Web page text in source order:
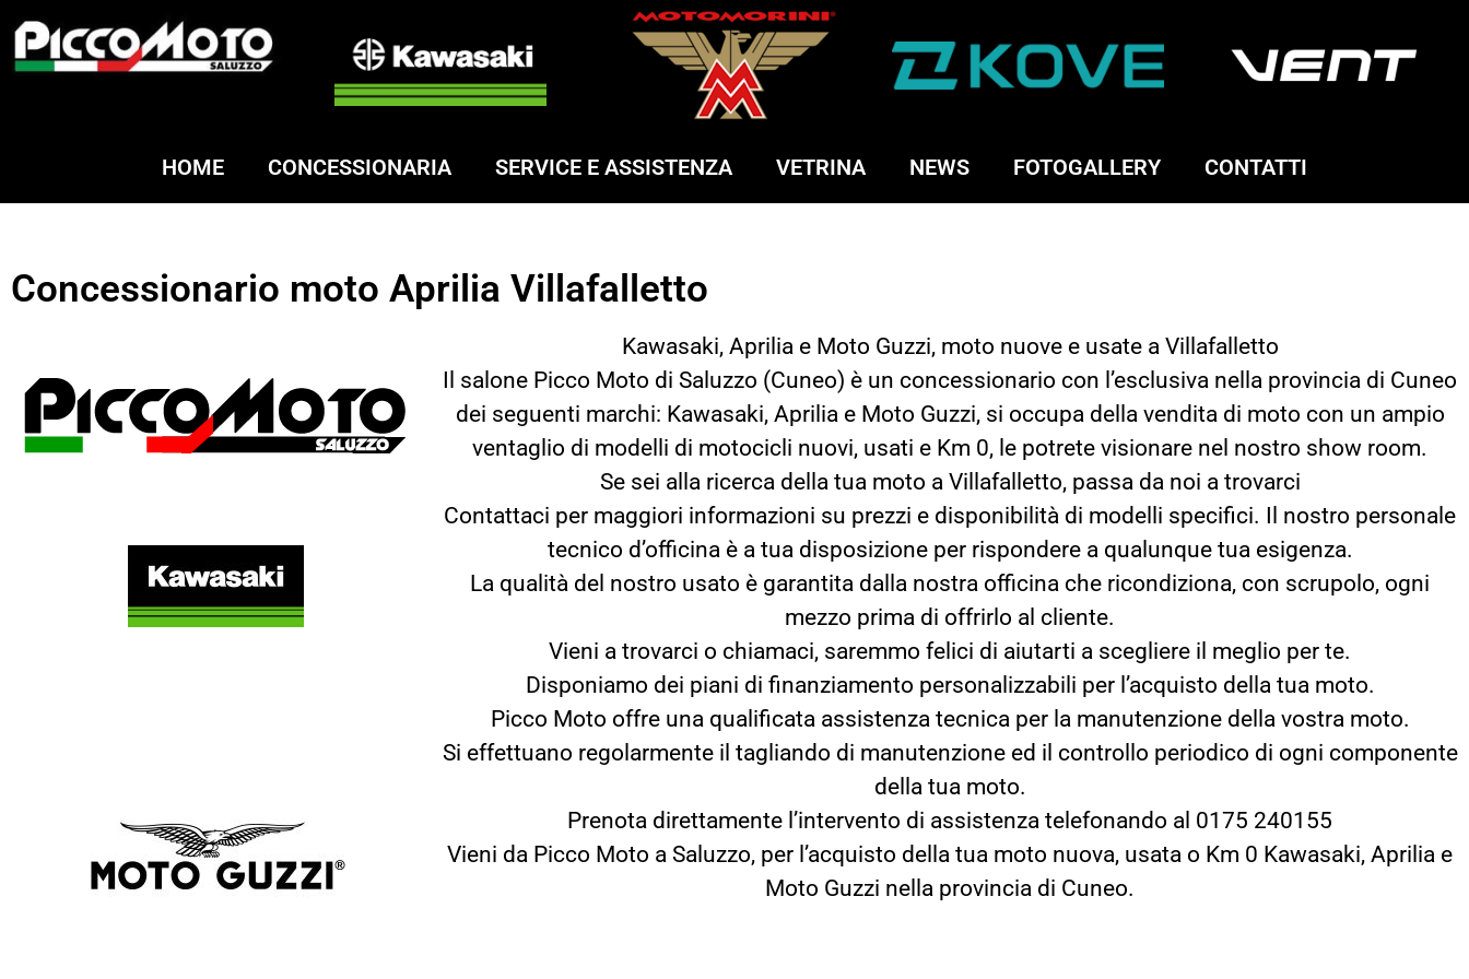
HOME CONCESSIONARIA SERVICE E ASSISTENZA VETRINA NEWS FOTOGALLERY CONTATTI
Concessionario moto Aprilia Villafalletto
Kawasaki, Aprilia e Moto Guzzi, moto nuove e usate a Villafalletto
Il salone Picco Moto di Saluzzo (Cuneo) è un concessionario con l’esclusiva nella provincia di Cuneo
dei seguenti marchi: Kawasaki, Aprilia e Moto Guzzi, si occupa della vendita di moto con un ampio
ventaglio di modelli di motocicli nuovi, usati e Km 0, le potrete visionare nel nostro show room.
Se sei alla ricerca della tua moto a Villafalletto, passa da noi a trovarci
Contattaci per maggiori informazioni su prezzi e disponibilità di modelli specifici. Il nostro personale
tecnico d’officina è a tua disposizione per rispondere a qualunque tua esigenza.
La qualità del nostro usato è garantita dalla nostra officina che ricondiziona, con scrupolo, ogni
mezzo prima di offrirlo al cliente.
Vieni a trovarci o chiamaci, saremmo felici di aiutarti a scegliere il meglio per te.
Disponiamo dei piani di finanziamento personalizzabili per l’acquisto della tua moto.
Picco Moto offre una qualificata assistenza tecnica per la manutenzione della vostra moto.
Si effettuano regolarmente il tagliando di manutenzione ed il controllo periodico di ogni componente
della tua moto.
Prenota direttamente l’intervento di assistenza telefonando al 0175 240155
Vieni da Picco Moto a Saluzzo, per l’acquisto della tua moto nuova, usata o Km 0 Kawasaki, Aprilia e
Moto Guzzi nella provincia di Cuneo.